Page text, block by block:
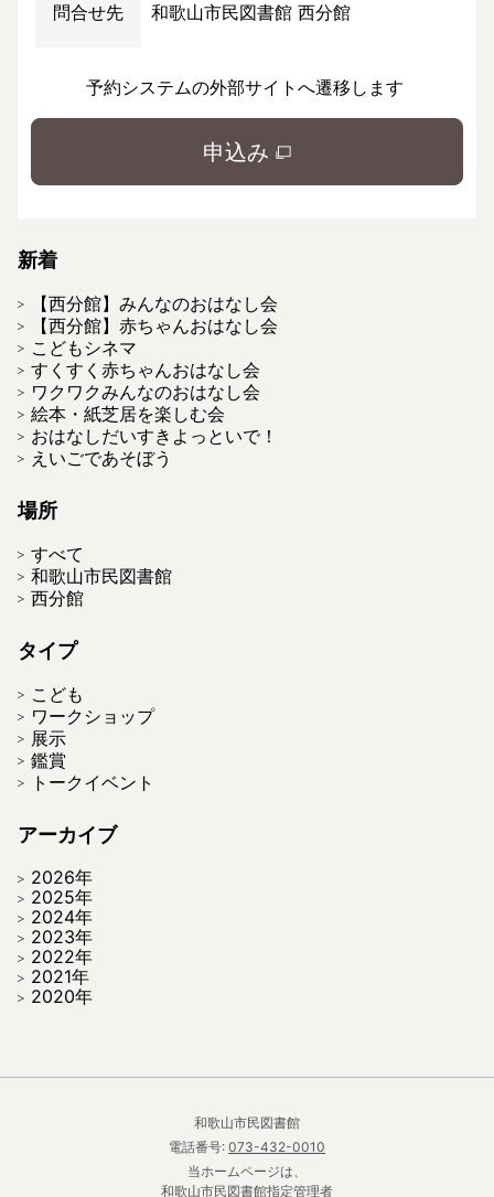
問合せ先 和歌山市民図書館 西分館
予約システムの外部サイトへ遷移します
申込み
新着
【西分館】みんなのおはなし会
【西分館】赤ちゃんおはなし会
こどもシネマ
すくすく赤ちゃんおはなし会
ワクワクみんなのおはなし会
絵本・紙芝居を楽しむ会
おはなしだいすきよっといで！
えいごであそぼう
場所
すべて
和歌山市民図書館
西分館
タイプ
こども
ワークショップ
展示
鑑賞
トークイベント
アーカイブ
2026年
2025年
2024年
2023年
2022年
2021年
2020年
和歌山市民図書館
電話番号: 073-432-0010
当ホームページは、
和歌山市民図書館指定管理者